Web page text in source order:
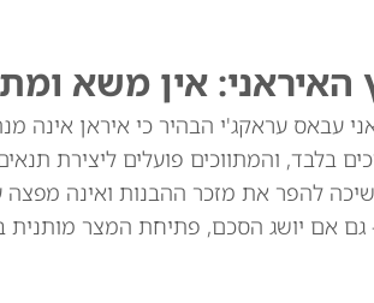
האיראני: אין משא
עבאס עראקג'י הבהיר כי איראן אינה
בלבד, והמתווכים פועלים ליצירת
להפר את מזכר ההבנות ואינה מפצה
אם יושג הסכם, פתיחת המצר מותנית